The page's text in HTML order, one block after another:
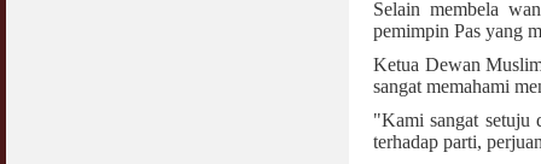
Selain membela
pemimpin Pas yang
Ketua Dewan
sangat memahami
"Kami sangat setuju
terhadap parti,